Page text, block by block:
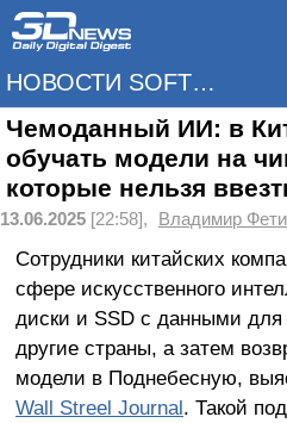
НОВОСТИ SOFTWARE
Чемоданный ИИ: в
обучать модели на
которые нельзя
13.06.2025 [22:58], Владимир
Сотрудники китайских
сфере искусственного
диски и SSD с данными для
другие страны, а затем
модели в Поднебесную,
Wall Streel Journal. Такой